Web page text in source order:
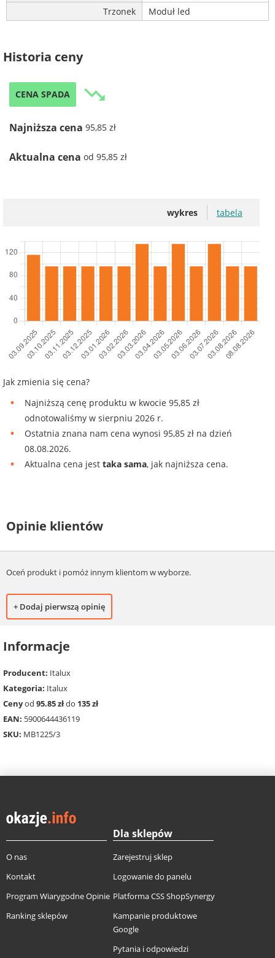
Trzonek
Moduł led
Historia ceny
CENA SPADA trending_down
Najniższa cena 95,85 zł
Aktualna cena od 95,85 zł
wykres tabela
Jak zmienia się cena?
Najniższą cenę produktu w kwocie 95,85 zł
odnotowaliśmy w sierpniu 2026 r.
Ostatnia znana nam cena wynosi 95,85 zł na dzień
08.08.2026.
Aktualna cena jest taka sama, jak najniższa cena.
Opinie klientów
Oceń produkt i pomóż innym klientom w wyborze.
+ Dodaj pierwszą opinię
Informacje
Producent: Italux
Kategoria: Italux
Cenyod 95.85 złdo 135 zł
EAN: 5900644436119
SKU: MB1225/3
O nas
Kontakt
Program Wiarygodne Opinie
Ranking sklepów
Dla sklepów
Zarejestruj sklep
Logowanie do panelu
Platforma CSS ShopSynergy
Kampanie produktowe
Google
Pytania i odpowiedzi